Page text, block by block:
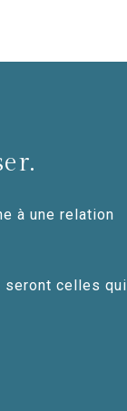
à une relation
seront celles qui